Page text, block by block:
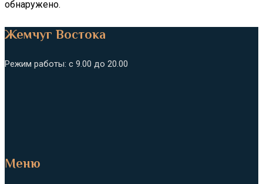
обнаружено.
Жемчуг Востока
Режим работы: с 9.00 до 20.00
Меню